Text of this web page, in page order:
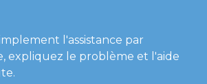
l'assistance par
expliquez le problème et l'aide